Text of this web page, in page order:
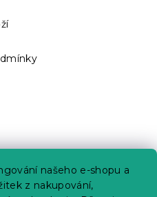
našeho e-shopu a
z nakupování,